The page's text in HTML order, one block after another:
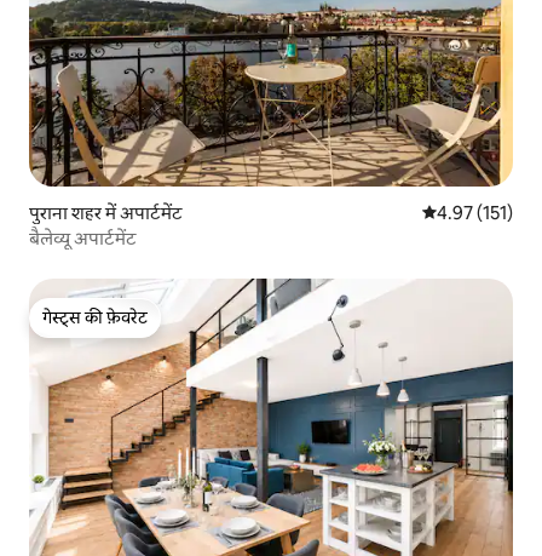
पुराना शहर में अपार्टमेंट औसत रेटिंग 5 में से
4.97 (151)
बैलेव्यू अपार्टमेंट
गेस्ट्स की फ़ेवरेट
गेस्ट्स की फ़ेवरेट